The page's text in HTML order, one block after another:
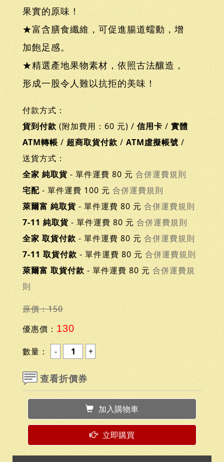
果實的原味！
★富含膳食纖維，可促進腸道蠕動，增
加飽足感。
★精選產地果物素材，依照古法釀造，
形成一股令人難以抗拒的美味！
付款方式：
貨到付款 (附加費用：60 元) / 信用卡 / 實體
ATM轉帳 / 超商取貨付款 / ATM虛擬帳號 /
送貨方式：
全家 純取貨 - 單件運費 80 元 合併運費規則
宅配 - 單件運費 100 元 合併運費規則
萊爾富 純取貨 - 單件運費 80 元 合併運費規則
7-11 純取貨 - 單件運費 80 元 合併運費規則
全家 取貨付款 - 單件運費 80 元 合併運費規則
7-11 取貨付款 - 單件運費 80 元 合併運費規則
萊爾富 取貨付款 - 單件運費 80 元 合併運費規
則
原價：150
優惠價： 130
數量：
查看折價券
加入購物車
立即購買